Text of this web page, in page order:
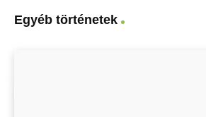
Egyéb történetek